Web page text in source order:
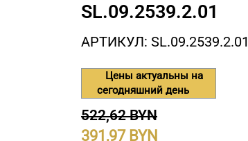
SL.09.2539.2.01
АРТИКУЛ: SL.09.2539.2.01
Цены актуальны на
сегодняшний день
522,62 BYN
391,97